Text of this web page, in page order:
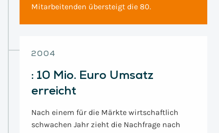
Mitarbeitenden übersteigt die 80.
2004
: 10 Mio. Euro Umsatz
erreicht
Nach einem für die Märkte wirtschaftlich
schwachen Jahr zieht die Nachfrage nach